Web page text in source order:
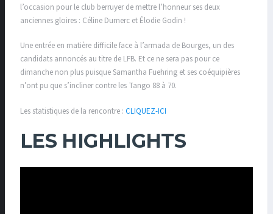
l’occasion pour le club berruyer de mettre l’honneur ses deux
anciennes gloires : Céline Dumerc et Élodie Godin !
Une entrée en matière difficile face à l’armada de Bourges, un des
candidats annoncés au titre de LFB. Et ce ne sera pas pour ce
dimanche non plus puisque Samantha Fuehring et ses coéquipières
n’ont pu que s’incliner contre les Tango 88 à 70.
Les statistiques de la rencontre : CLIQUEZ-ICI
LES HIGHLIGHTS